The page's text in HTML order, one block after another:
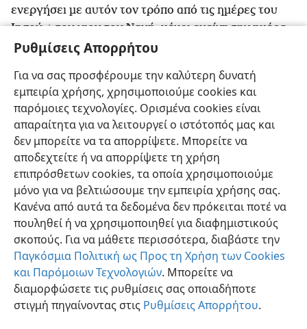
Ρυθμίσεις Απορρήτου
Για να σας προσφέρουμε την καλύτερη δυνατή
εμπειρία χρήσης, χρησιμοποιούμε cookies και
παρόμοιες τεχνολογίες. Ορισμένα cookies είναι
απαραίτητα για να λειτουργεί ο ιστότοπός μας και
δεν μπορείτε να τα απορρίψετε. Μπορείτε να
αποδεχτείτε ή να απορρίψετε τη χρήση
επιπρόσθετων cookies, τα οποία χρησιμοποιούμε
μόνο για να βελτιώσουμε την εμπειρία χρήσης σας.
Κανένα από αυτά τα δεδομένα δεν πρόκειται ποτέ να
πουληθεί ή να χρησιμοποιηθεί για διαφημιστικούς
σκοπούς. Για να μάθετε περισσότερα, διαβάστε την
Παγκόσμια Πολιτική ως Προς τη Χρήση των Cookies
και Παρόμοιων Τεχνολογιών. Μπορείτε να
διαμορφώσετε τις ρυθμίσεις σας οποιαδήποτε
στιγμή πηγαίνοντας στις Ρυθμίσεις Απορρήτου.
ενεργήσει με αυτόν τον τρόπο από τις ημέρες του
Ιησού,+του γιου του Ναυή, μέχρι εκείνη την ημέρα,
και έτσι η χαρά τους ήταν πολύ μεγάλη.
Νόμου του αληθινού Θεού,+ από την πρώτη ημέρα
μέχρι την τελευταία. Και τέλεσαν τη γιορτή επί εφτά
ημέρες, ενώ την όγδοη ημέρα έγινε επίσημη σύναξη,
όπως όριζε ο Νόμος.
Ελληνική Κοινή Χρήση Προτιμήσεις
Copyright © 2026 Watch Tower Bible and Tract Society of Pennsylvania
Όροι Χρήσης Πολιτική Απορρήτου
Ρυθμίσεις Απορρήτου
JW.ORG
Σύνδεση